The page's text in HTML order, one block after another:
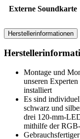
Externe Soundkarte
Herstellerinformationen
Montage und
unseren
installiert
Es sind
schwarz und
drei 120-mm-
mithilfe der